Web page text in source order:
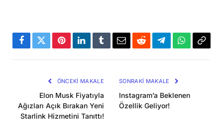
Facebook
TwitterPinterestLinkedInTumblrEmailRedditTelegramWhatsApp
ÖNCEKI MAKALE
Elon Musk Fiyatıyla
Ağızları Açık Bırakan Yeni
Starlink Hizmetini Tanıttı!
SONRAKI MAKALE
Instagram’a Beklenen
Özellik Geliyor!